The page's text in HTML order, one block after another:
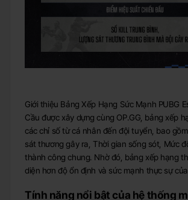
Giới thiệu Bảng Xếp Hạng Sức Mạnh PUBG
Cầu được xây dựng cùng OP.GG, bảng xếp
các chỉ số từ cá nhân đến đội tuyển, bao
sát thương gây ra, Thời gian sống sót, Mức
thành công chung. Nhờ đó, bảng xếp hạng
diện hơn độ ổn định và sức mạnh thực sự
Tính năng nổi bật của hệ thống